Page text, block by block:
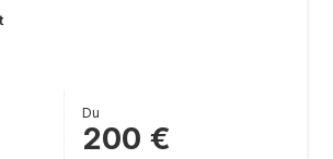
Du
200 €